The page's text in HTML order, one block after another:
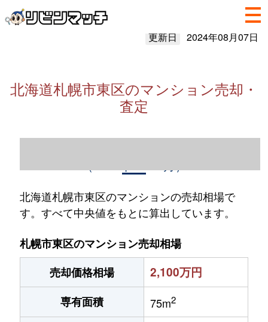
更新日 2024年08月07日
北海道札幌市東区のマンション売却・
査定
北海道札幌市東区のマンションの売却相場で
す。すべて中央値をもとに算出しています。
札幌市東区のマンション売却相場
売却価格相場
2,100万円
専有面積 75m2